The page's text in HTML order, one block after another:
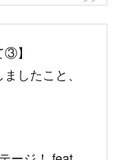
③】
したこと、